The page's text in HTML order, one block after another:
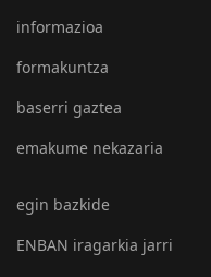
informazioa
formakuntza
baserri gaztea
emakume nekazaria
egin bazkide
ENBAN iragarkia jarri